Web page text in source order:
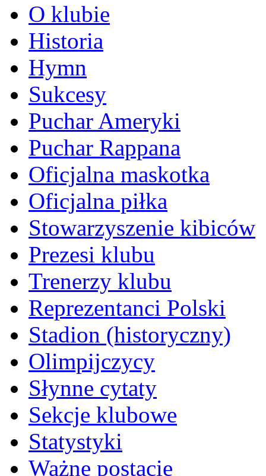
O klubie
Historia
Hymn
Sukcesy
Puchar Ameryki
Puchar Rappana
Oficjalna maskotka
Oficjalna piłka
Stowarzyszenie kibiców
Prezesi klubu
Trenerzy klubu
Reprezentanci Polski
Stadion (historyczny)
Olimpijczycy
Słynne cytaty
Sekcje klubowe
Statystyki
Ważne postacie